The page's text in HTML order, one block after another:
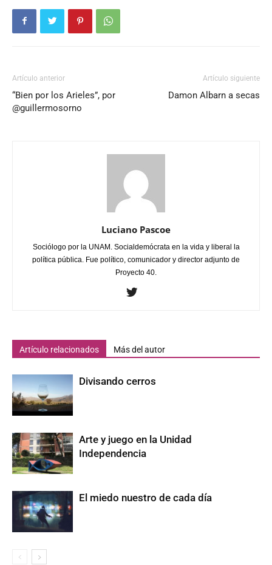
Artículo anterior
“Bien por los Arieles”, por
@guillermosorno
Artículo siguiente
Damon Albarn a secas
Luciano Pascoe
Sociólogo por la UNAM. Socialdemócrata en la vida y liberal la
política pública. Fue político, comunicador y director adjunto de
Proyecto 40.
Artículo relacionados Más del autor
Divisando cerros
Arte y juego en la Unidad
Independencia
El miedo nuestro de cada día